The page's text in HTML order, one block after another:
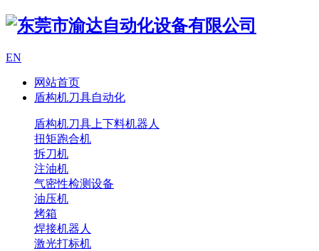
EN
网站首页
盾构机刀具自动化
盾构机刀具上下料机器人
扭矩跑合机
拆刀机
注油机
气密性检测设备
油压机
烤箱
焊接机器人
激光打标机